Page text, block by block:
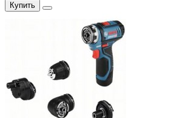
Купить